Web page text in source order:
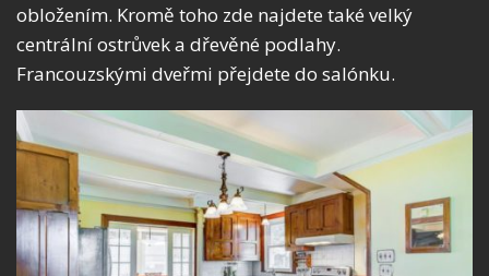
obložením. Kromě toho zde najdete také velký
centrální ostrůvek a dřevěné podlahy.
Francouzskými dveřmi přejdete do salónku.